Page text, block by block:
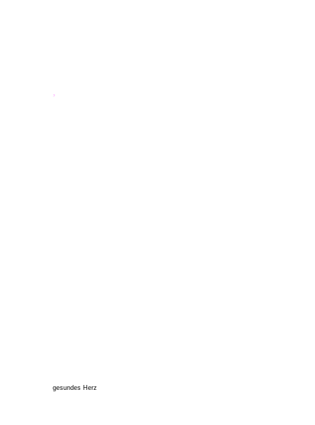
gesundes Herz